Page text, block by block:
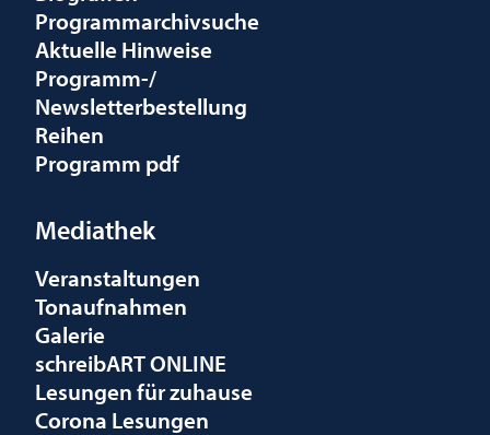
Programmarchivsuche
Aktuelle Hinweise
Programm-/
Newsletterbestellung
Reihen
Programm pdf
Mediathek
Veranstaltungen
Tonaufnahmen
Galerie
schreibART ONLINE
Lesungen für zuhause
Corona Lesungen